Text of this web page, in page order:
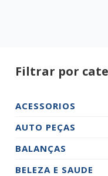
Filtrar por
ACESSORIOS
AUTO PEÇAS
BALANÇAS
BELEZA E SAUDE